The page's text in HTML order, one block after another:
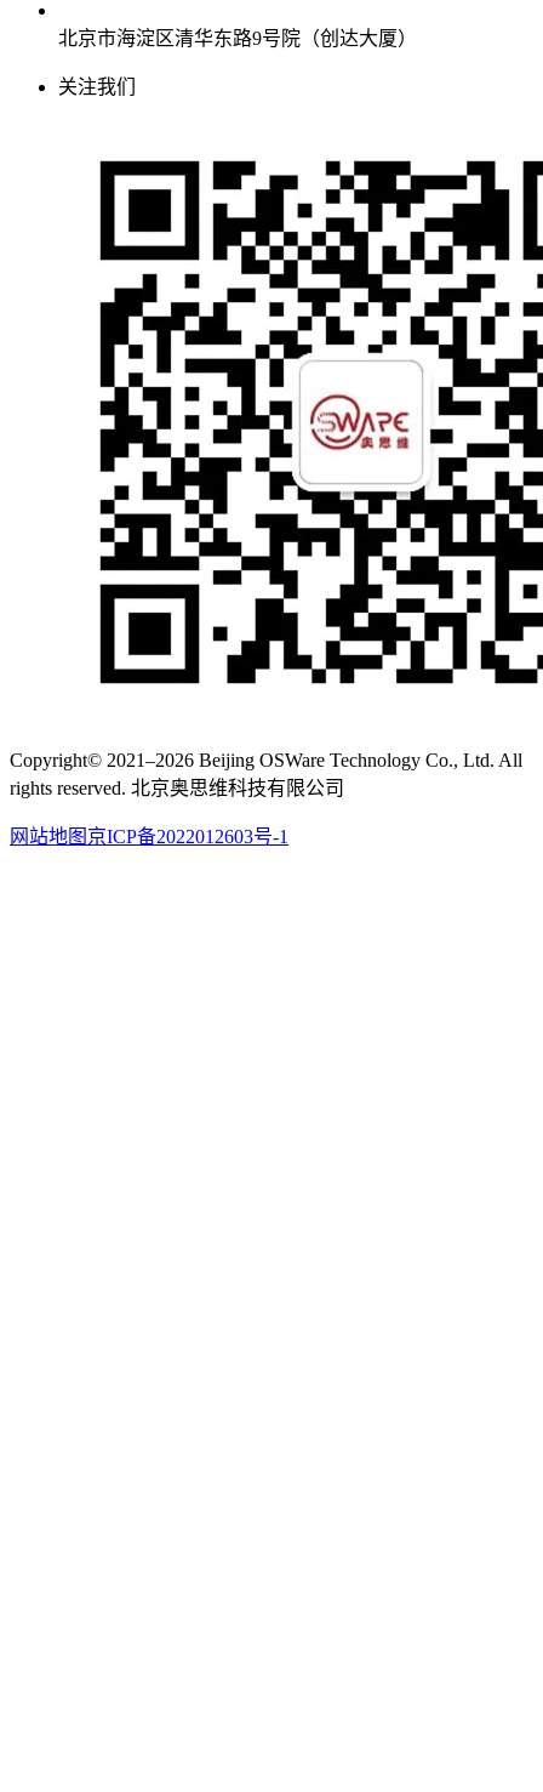
北京市海淀区清华东路9号院（创达大厦）
关注我们
Copyright© 2021–2026 Beijing OSWare Technology Co., Ltd. All
rights reserved. 北京奥思维科技有限公司
网站地图 京ICP备2022012603号-1